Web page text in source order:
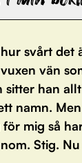
svårt det
vän
sitter han
namn.
mig så
Stig.